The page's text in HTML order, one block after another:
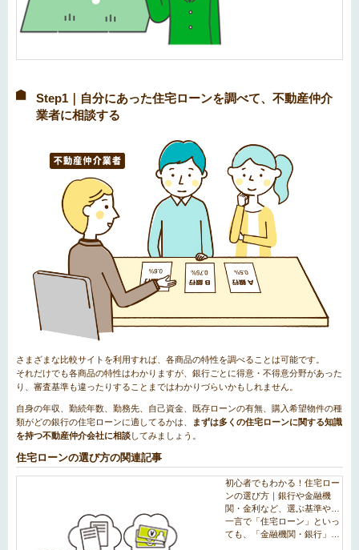
Step1｜自分にあった住宅ローンを調べて、不動産仲介
業者に相談する
さまざまな比較サイトを利用すれば、各商品の特性を調べることは可能です。
それだけでも各商品の特性はわかりますが、銀行ごとに得意・不得意分野があった
り、審査基準も違ったりすることまではわかりづらいかもしれません。
自身の年収、勤続年数、勤務先、自己資金、既存ローンの有無、購入希望物件の種
類がどの銀行の住宅ローンに適してるかは、
まずは多くの住宅ローンに関する知識
を持つ不動産仲介会社に相談してみましょう。
住宅ローンの選び方の関連記事